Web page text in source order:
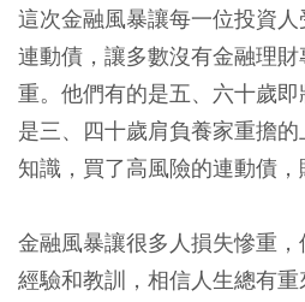
這次金融風暴讓每一位投資
連動債，讓多數沒有金融理
重。他們有的是五、六十歲
是三、四十歲肩負養家重擔
知識，買了高風險的連動債，
金融風暴讓很多人損失慘重
經驗和教訓，相信人生總有重